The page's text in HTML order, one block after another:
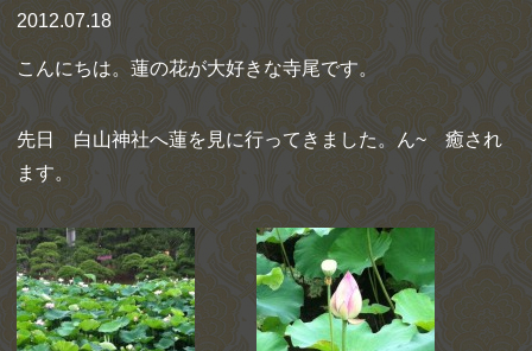
2012.07.18
こんにちは。蓮の花が大好きな寺尾です。
先日 白山神社へ蓮を見に行ってきました。ん~ 癒され
ます。